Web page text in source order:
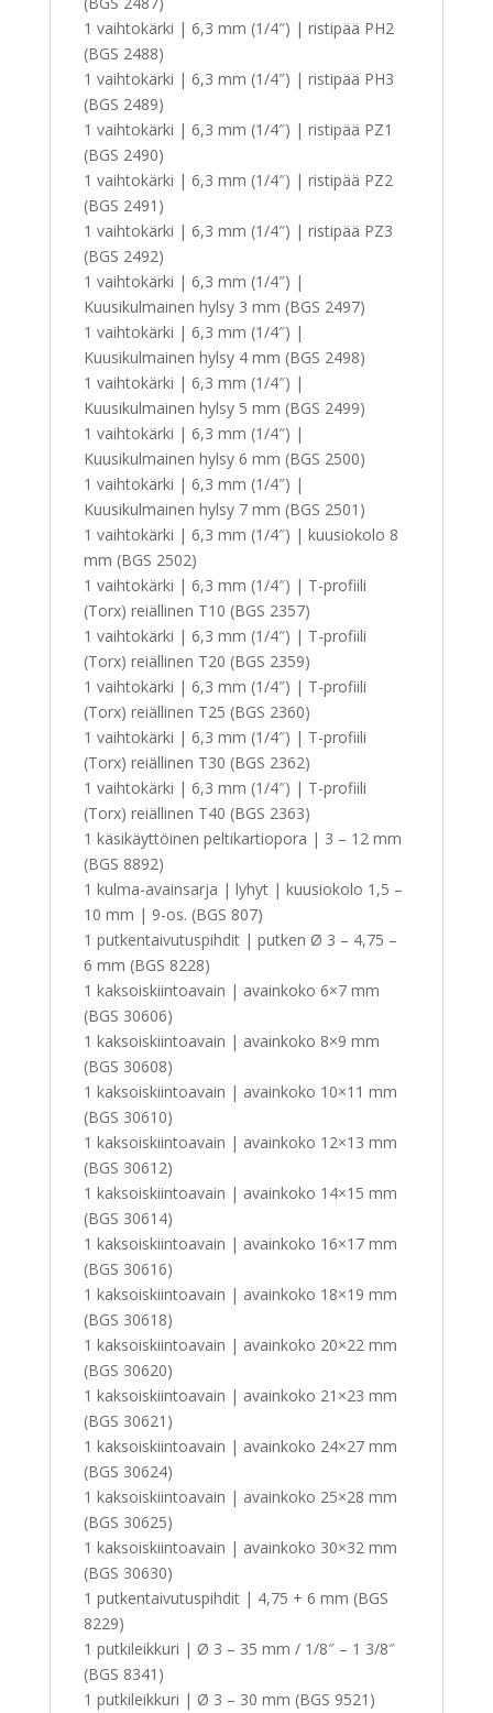
1 vaihtokärki | 6,3 mm (1/4″) | ristipää PH2
(BGS 2488)
1 vaihtokärki | 6,3 mm (1/4″) | ristipää PH3
(BGS 2489)
1 vaihtokärki | 6,3 mm (1/4″) | ristipää PZ1
(BGS 2490)
1 vaihtokärki | 6,3 mm (1/4″) | ristipää PZ2
(BGS 2491)
1 vaihtokärki | 6,3 mm (1/4″) | ristipää PZ3
(BGS 2492)
1 vaihtokärki | 6,3 mm (1/4″) |
Kuusikulmainen hylsy 3 mm (BGS 2497)
1 vaihtokärki | 6,3 mm (1/4″) |
Kuusikulmainen hylsy 4 mm (BGS 2498)
1 vaihtokärki | 6,3 mm (1/4″) |
Kuusikulmainen hylsy 5 mm (BGS 2499)
1 vaihtokärki | 6,3 mm (1/4″) |
Kuusikulmainen hylsy 6 mm (BGS 2500)
1 vaihtokärki | 6,3 mm (1/4″) |
Kuusikulmainen hylsy 7 mm (BGS 2501)
1 vaihtokärki | 6,3 mm (1/4″) | kuusiokolo 8
mm (BGS 2502)
1 vaihtokärki | 6,3 mm (1/4″) | T-profiili
(Torx) reiällinen T10 (BGS 2357)
1 vaihtokärki | 6,3 mm (1/4″) | T-profiili
(Torx) reiällinen T20 (BGS 2359)
1 vaihtokärki | 6,3 mm (1/4″) | T-profiili
(Torx) reiällinen T25 (BGS 2360)
1 vaihtokärki | 6,3 mm (1/4″) | T-profiili
(Torx) reiällinen T30 (BGS 2362)
1 vaihtokärki | 6,3 mm (1/4″) | T-profiili
(Torx) reiällinen T40 (BGS 2363)
1 käsikäyttöinen peltikartiopora | 3 – 12 mm
(BGS 8892)
1 kulma-avainsarja | lyhyt | kuusiokolo 1,5 –
10 mm | 9-os. (BGS 807)
1 putkentaivutuspihdit | putken Ø 3 – 4,75 –
6 mm (BGS 8228)
1 kaksoiskiintoavain | avainkoko 6×7 mm
(BGS 30606)
1 kaksoiskiintoavain | avainkoko 8×9 mm
(BGS 30608)
1 kaksoiskiintoavain | avainkoko 10×11 mm
(BGS 30610)
1 kaksoiskiintoavain | avainkoko 12×13 mm
(BGS 30612)
1 kaksoiskiintoavain | avainkoko 14×15 mm
(BGS 30614)
1 kaksoiskiintoavain | avainkoko 16×17 mm
(BGS 30616)
1 kaksoiskiintoavain | avainkoko 18×19 mm
(BGS 30618)
1 kaksoiskiintoavain | avainkoko 20×22 mm
(BGS 30620)
1 kaksoiskiintoavain | avainkoko 21×23 mm
(BGS 30621)
1 kaksoiskiintoavain | avainkoko 24×27 mm
(BGS 30624)
1 kaksoiskiintoavain | avainkoko 25×28 mm
(BGS 30625)
1 kaksoiskiintoavain | avainkoko 30×32 mm
(BGS 30630)
1 putkentaivutuspihdit | 4,75 + 6 mm (BGS
8229)
1 putkileikkuri | Ø 3 – 35 mm / 1/8″ – 1 3/8″
(BGS 8341)
1 putkileikkuri | Ø 3 – 30 mm (BGS 9521)